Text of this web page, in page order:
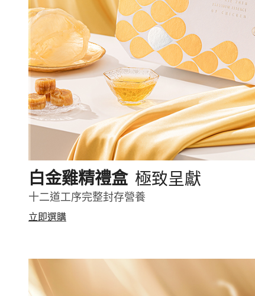
白金雞精禮盒 極致呈獻
十二道工序完整封存營養
立即選購